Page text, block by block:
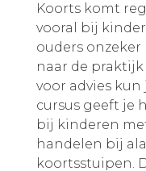
Koorts komt
vooral bij
ouders onzeker
naar de
voor advies kun
cursus geeft je
bij kinderen
handelen bij
koortsstuipen.